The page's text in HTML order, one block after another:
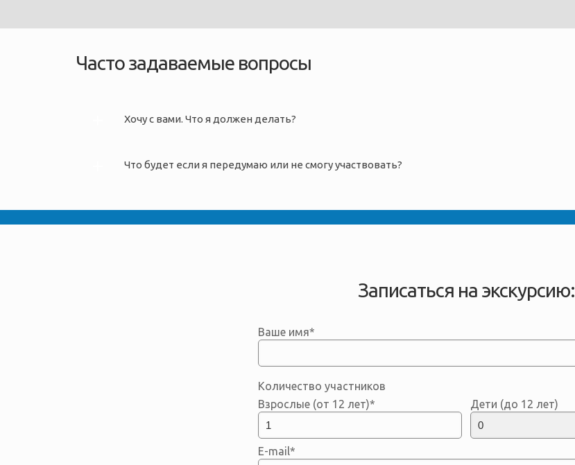
Часто задаваемые вопросы
Хочу с вами. Что я должен делать?
Что будет если я передумаю или не смогу участвовать?
Записаться на экскурсию:
Ваше имя*
Количество участников
Взрослые (от 12 лет)*
Дети (до 12 лет)
E-mail*